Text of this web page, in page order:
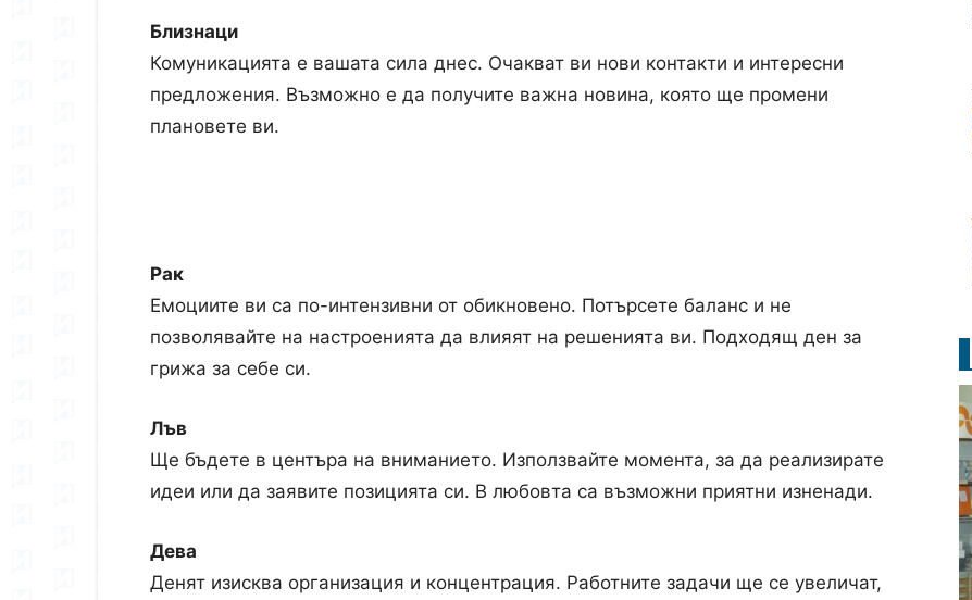
Близнаци
Комуникацията е вашата сила днес. Очакват ви нови контакти и интересни
предложения. Възможно е да получите важна новина, която ще промени
плановете ви.
Рак
Емоциите ви са по-интензивни от обикновено. Потърсете баланс и не
позволявайте на настроенията да влияят на решенията ви. Подходящ ден за
грижа за себе си.
Лъв
Ще бъдете в центъра на вниманието. Използвайте момента, за да реализирате
идеи или да заявите позицията си. В любовта са възможни приятни изненади.
Дева
Денят изисква организация и концентрация. Работните задачи ще се увеличат,